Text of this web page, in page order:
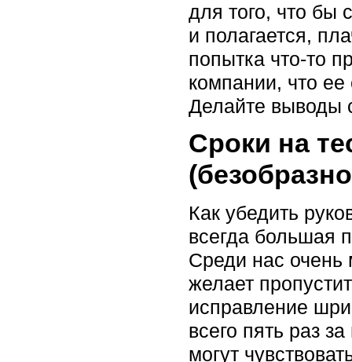
для того, что бы
и полагается,
попытка что-то
компании, что
Делайте выводы
Сроки на
Как убедить
всегда большая
Среди нас очень
желает
исправление
всего пять раз
могут